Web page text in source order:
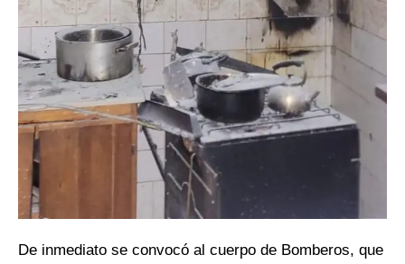
De inmediato se convocó al cuerpo de Bomberos, que